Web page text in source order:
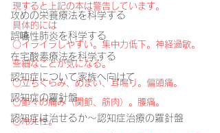
攻めの栄養療法を科学する
誤嚥性肺炎を科学する
在宅酸素療法を科学する
認知症について家族へ向けて
認知症の羅針盤
認知症は治せるか～認知症治療の羅針盤
現すると上記の本は警告しています。
具体的には
○イライラしやすい。集中力低下。神経過敏。
些細なことが気になる。
○立ちくらみ、めまい、耳鳴り。偏頭痛。
○節々の痛み（関節、筋肉）。腰痛。
○冷え性。